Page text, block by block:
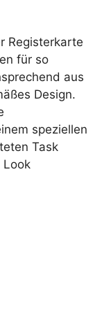
Registerkarte
für so
aus
Design.
speziellen
Task
Look